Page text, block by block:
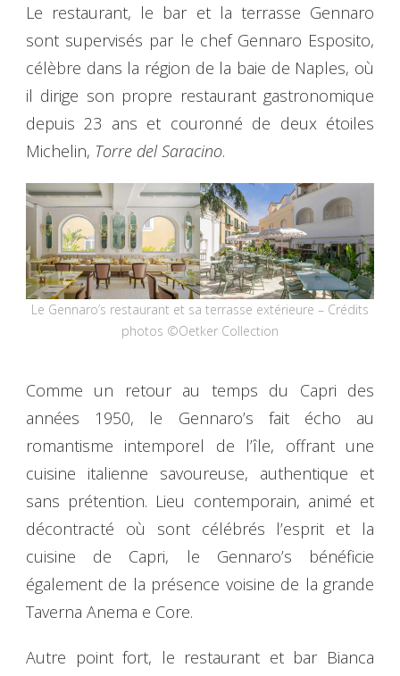
Le restaurant, le bar et la terrasse Gennaro
sont supervisés par le chef Gennaro Esposito,
célèbre dans la région de la baie de Naples, où
il dirige son propre restaurant gastronomique
depuis 23 ans et couronné de deux étoiles
Michelin, Torre del Saracino.
Le Gennaro’s restaurant et sa terrasse extérieure – Crédits
photos ©Oetker Collection
Comme un retour au temps du Capri des
années 1950, le Gennaro’s fait écho au
romantisme intemporel de l’île, offrant une
cuisine italienne savoureuse, authentique et
sans prétention. Lieu contemporain, animé et
décontracté où sont célébrés l’esprit et la
cuisine de Capri, le Gennaro’s bénéficie
également de la présence voisine de la grande
Taverna Anema e Core.
Autre point fort, le restaurant et bar Bianca